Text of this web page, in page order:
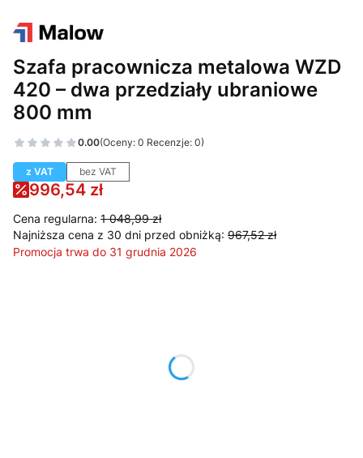
Szafa pracownicza metalowa WZD
420 – dwa przedziały ubraniowe
800 mm
0.00(Oceny: 0 Recenzje: 0)
z VAT bez VAT
996,54 zł
Cena regularna: 1 048,99 zł
Najniższa cena z 30 dni przed obniżką: 967,52 zł
Promocja trwa do 31 grudnia 2026